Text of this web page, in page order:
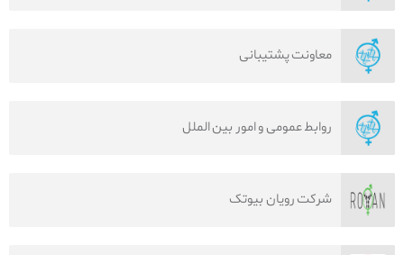
معاونت پشتیبانی
روابط عمومی و امور بین الملل
شرکت رویان بیوتک